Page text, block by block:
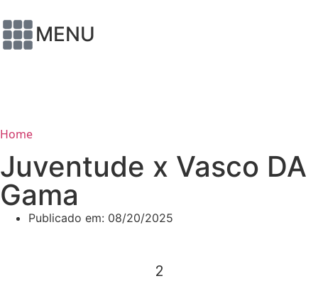
MENU
Home
Juventude x Vasco DA
Gama
Publicado em: 08/20/2025
2